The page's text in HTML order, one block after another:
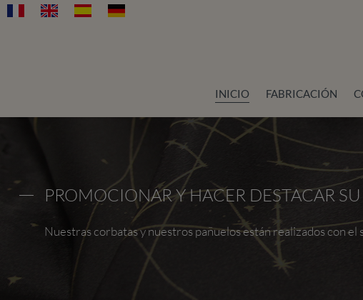
INICIO FABRICACIÓN
PROMOCIONAR Y HACER DESTACAR
Nuestras corbatas y nuestros pañuelos están realizados con el